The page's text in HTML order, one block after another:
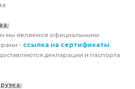
мы являемся официальными
- ссылка на сертификаты
декларации и паспорта